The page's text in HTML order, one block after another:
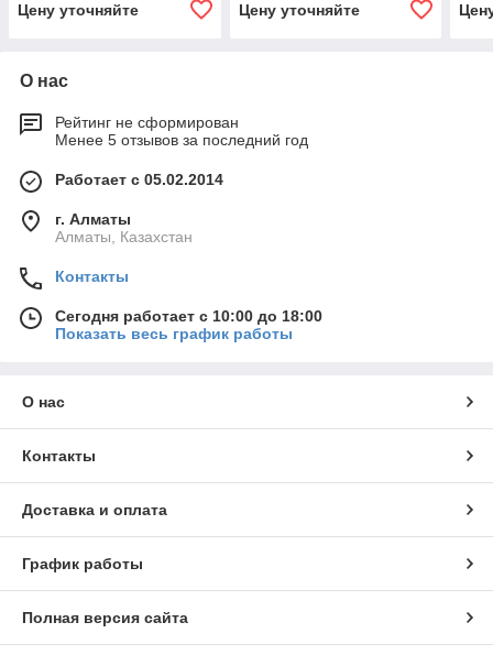
Цену уточняйте
Цену уточняйте
О нас
Рейтинг не сформирован
Менее 5 отзывов за последний год
Работает с 05.02.2014
г. Алматы
Алматы, Казахстан
Контакты
Сегодня работает с 10:00 до 18:00
Показать весь график работы
О нас
Контакты
Доставка и оплата
График работы
Полная версия сайта